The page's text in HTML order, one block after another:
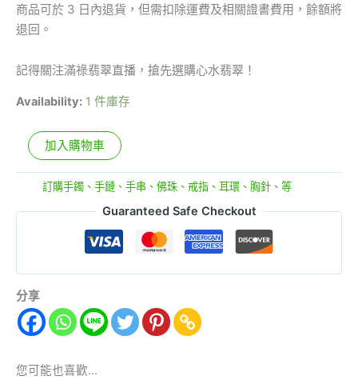
商品可於 3 日內退貨，但需扣除運費及相關證書費用，餘額將
退回。
記得關注滿祿翡翠直播，搶先選購心水翡翠！
Availability: 1 件庫存
加入購物車
訂購手鐲、手鏈、手串、佛珠、戒指、耳環、胸針、等
Guaranteed Safe Checkout
分享
您可能也喜歡…